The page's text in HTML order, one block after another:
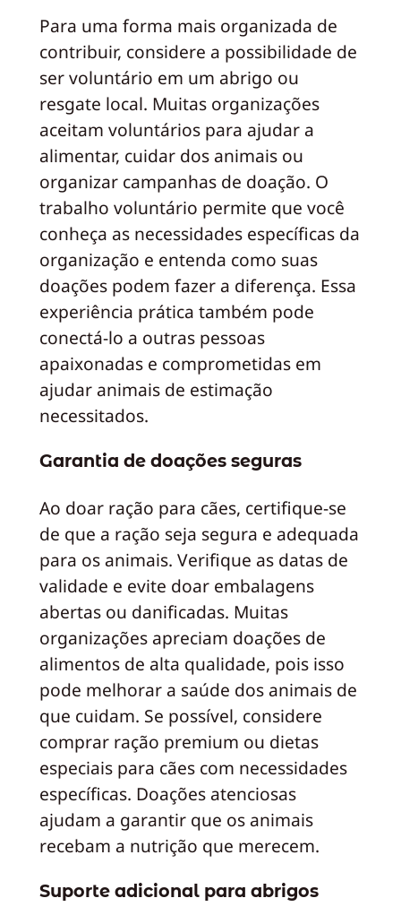
Para uma forma mais organizada de
contribuir, considere a possibilidade de
ser voluntário em um abrigo ou
resgate local. Muitas organizações
aceitam voluntários para ajudar a
alimentar, cuidar dos animais ou
organizar campanhas de doação. O
trabalho voluntário permite que você
conheça as necessidades específicas da
organização e entenda como suas
doações podem fazer a diferença. Essa
experiência prática também pode
conectá-lo a outras pessoas
apaixonadas e comprometidas em
ajudar animais de estimação
necessitados.
Garantia de doações seguras
Ao doar ração para cães, certifique-se
de que a ração seja segura e adequada
para os animais. Verifique as datas de
validade e evite doar embalagens
abertas ou danificadas. Muitas
organizações apreciam doações de
alimentos de alta qualidade, pois isso
pode melhorar a saúde dos animais de
que cuidam. Se possível, considere
comprar ração premium ou dietas
especiais para cães com necessidades
específicas. Doações atenciosas
ajudam a garantir que os animais
recebam a nutrição que merecem.
Suporte adicional para abrigos